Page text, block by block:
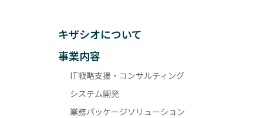
キザシオについて
事業内容
IT戦略支援・コンサルティング
システム開発
業務パッケージソリューション